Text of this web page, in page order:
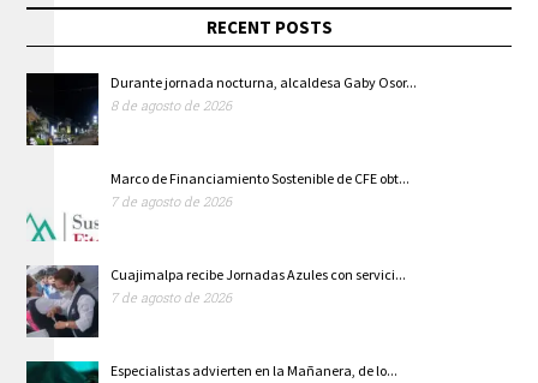
RECENT POSTS
Durante jornada nocturna, alcaldesa Gaby Osor...
8 de agosto de 2026
Marco de Financiamiento Sostenible de CFE obt...
7 de agosto de 2026
Cuajimalpa recibe Jornadas Azules con servici...
7 de agosto de 2026
Especialistas advierten en la Mañanera, de lo...